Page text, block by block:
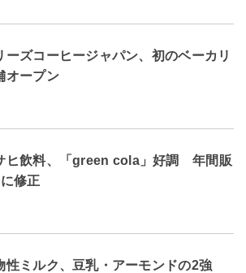
ーズコーヒージャパン、初のベーカリ
オープン
ヒ飲料、「green cola」好調 年間販
修正
性ミルク、豆乳・アーモンドの2強